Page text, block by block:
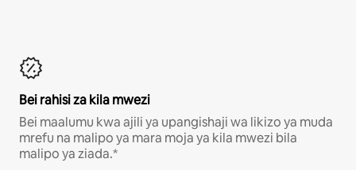
Bei rahisi za kila mwezi
Bei maalumu kwa ajili ya upangishaji wa likizo ya muda
mrefu na malipo ya mara moja ya kila mwezi bila
malipo ya ziada.*